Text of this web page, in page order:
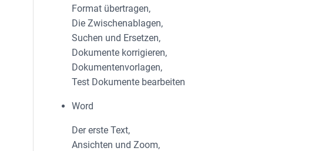
Format übertragen,
Die Zwischenablagen,
Suchen und Ersetzen,
Dokumente korrigieren,
Dokumentenvorlagen,
Test Dokumente bearbeiten
Word
Der erste Text,
Ansichten und Zoom,